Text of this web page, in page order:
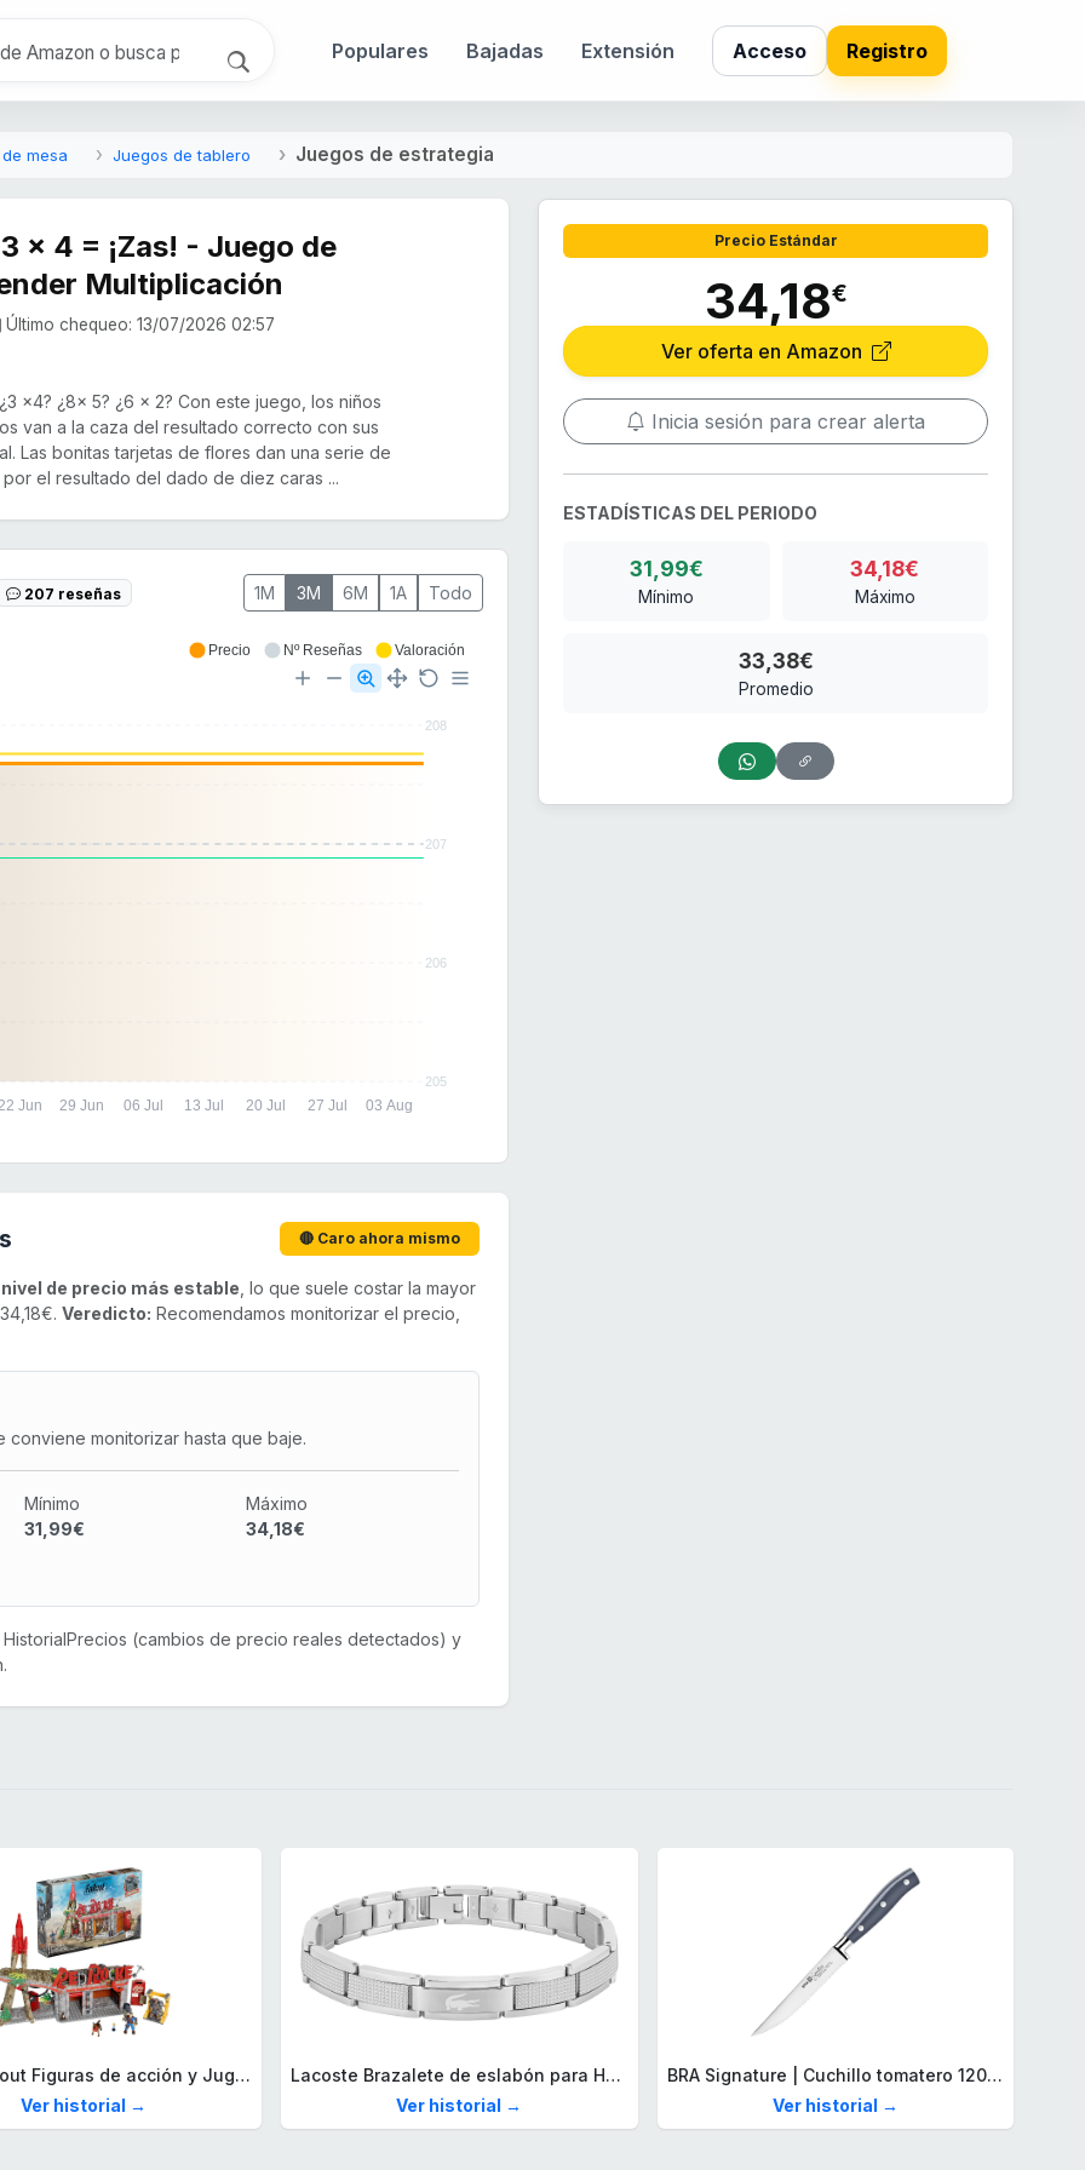
Populares Bajadas Extensión Acceso Registro
mesa Juegos de tablero Juegos de estrategia
x 4 = ¡Zas! - Juego de
Multiplicación
Último chequeo: 13/07/2026 02:57
x4? ¿8x 5? ¿6 x 2? Con este juego, los niños
van a la caza del resultado correcto con sus
Las bonitas tarjetas de flores dan una serie de
el resultado del dado de diez caras ...
207 reseñas 1M 3M 6M 1A Todo
208
207
206
205
Jun 29 Jun 06 Jul 13 Jul 20 Jul 27 Jul 03 Aug
Precio Nº Reseñas Valoración
🔴 Caro ahora mismo
nivel de precio más estable , lo que suele costar la mayor
Veredicto: Recomendamos monitorizar el precio,
conviene monitorizar hasta que baje.
Mínimo
31,99€
Máximo
34,18€
(cambios de precio reales detectados) y
Precio Estándar
34,18€
Ver oferta en Amazon
Inicia sesión para crear alerta
ESTADÍSTICAS DEL PERIODO
31,99€
Mínimo
34,18€
Máximo
33,38€
Promedio
Mega Fallout Figuras de acción y Juguetes de construcción, Parada de Camiones Red Rocket con 824 Piezas, 2 Personajes articulados y Accesorios, para coleccionistas, HXT00
Ver historial →
Lacoste Brazalete de eslabón para Hombre Colección STENCIL de Acero inoxidable
Ver historial →
BRA Signature | Cuchillo tomatero 120 mm, Acero Inoxidable alemán forjado con Molibdeno Vanadio, Mango Remachado ABS, Diseño Ergonómico, Hoja 1,6 mm espesor
Ver historial →